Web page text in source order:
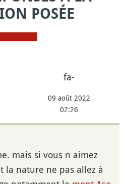
POSÉE
fa-
09 août 2022
02:26
mais si vous n aimez
la nature ne pas allez à